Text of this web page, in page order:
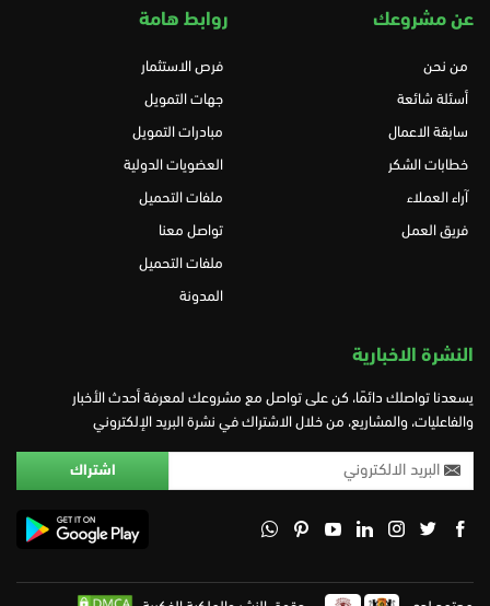
عن مشروعك
من نحن
أسئلة شائعة
سابقة الاعمال
خطابات الشكر
آراء العملاء
فريق العمل
روابط هامة
فرص الاستثمار
جهات التمويل
مبادرات التمويل
العضويات الدولية
ملفات التحميل
تواصل معنا
ملفات التحميل
المدونة
النشرة الاخبارية
يسعدنا تواصلك دائمًا، كن على تواصل مع مشروعك لمعرفة أحدث الأخبار
والفاعليات، والمشاريع، من خلال الاشتراك في نشرة البريد الإلكتروني